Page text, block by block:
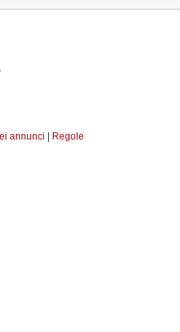
annunci | Regole